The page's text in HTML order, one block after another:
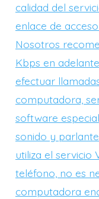
calidad del
enlace de
Nosotros
Kbps en
efectuar
computadora,
software
sonido y
utiliza el servicio
teléfono, no es
computadora